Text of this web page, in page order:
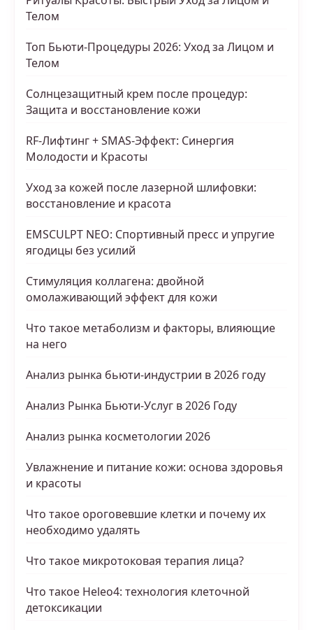
Телом
Топ Бьюти-Процедуры 2026: Уход за Лицом и
Телом
Солнцезащитный крем после процедур:
Защита и восстановление кожи
RF-Лифтинг + SMAS-Эффект: Синергия
Молодости и Красоты
Уход за кожей после лазерной шлифовки:
восстановление и красота
EMSCULPT NEO: Спортивный пресс и упругие
ягодицы без усилий
Стимуляция коллагена: двойной
омолаживающий эффект для кожи
Что такое метаболизм и факторы, влияющие
на него
Анализ рынка бьюти-индустрии в 2026 году
Анализ Рынка Бьюти-Услуг в 2026 Году
Анализ рынка косметологии 2026
Увлажнение и питание кожи: основа здоровья
и красоты
Что такое ороговевшие клетки и почему их
необходимо удалять
Что такое микротоковая терапия лица?
Что такое Heleo4: технология клеточной
детоксикации